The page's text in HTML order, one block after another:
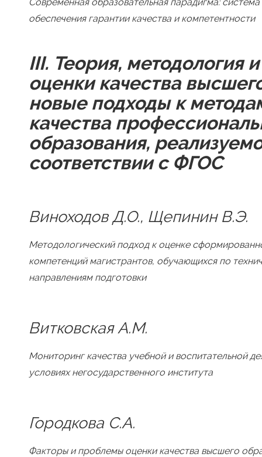
обеспечения гарантии качества и компетентности
III. Теория, методология
оценки качества
новые подходы к
качества
образования,
соответствии с ФГОС
Виноходов Д.О., Щепинин В.Э.
Методологический подход к оценке
компетенций магистрантов, обучающихся по
направлениям подготовки
Витковская А.М.
Мониторинг качества учебной и воспитательной
условиях негосударственного института
Городкова С.А.
Факторы и проблемы оценки качества высшего